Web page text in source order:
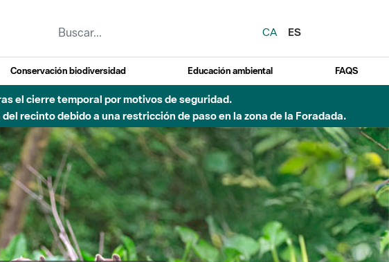
CA
ES
Conservación biodiversidad Educación ambiental FAQS
el cierre temporal por motivos de seguridad.
recinto debido a una restricción de paso en la zona de la Foradada.